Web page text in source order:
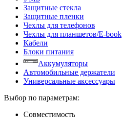
Защитные стекла
Защитные пленки
Чехлы для телефонов
Чехлы для планшетов/E-book
Кабели
Блоки питания
Аккумуляторы
Автомобильные держатели
Универсальные аксессуары
Выбор по параметрам:
Совместимость